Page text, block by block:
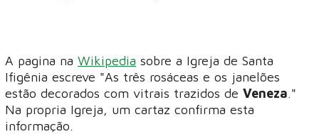
A pagina na Wikipedia sobre a Igreja de Santa
Ifigênia escreve "As três rosáceas e os janelões
estão decorados com vitrais trazidos de Veneza."
Na propria Igreja, um cartaz confirma esta
informação.